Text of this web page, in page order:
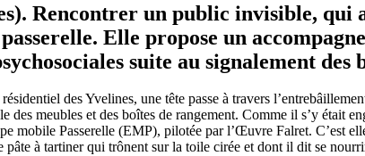
Rencontrer un public invisible, qui
Elle propose un
suite au signalement des
des Yvelines, une tête passe à travers
des meubles et des boîtes de rangement. Comme il s’y
mobile Passerelle (EMP), pilotée par l’Œuvre Falret. C’est
à tartiner qui trônent sur la toile cirée et dont il dit se